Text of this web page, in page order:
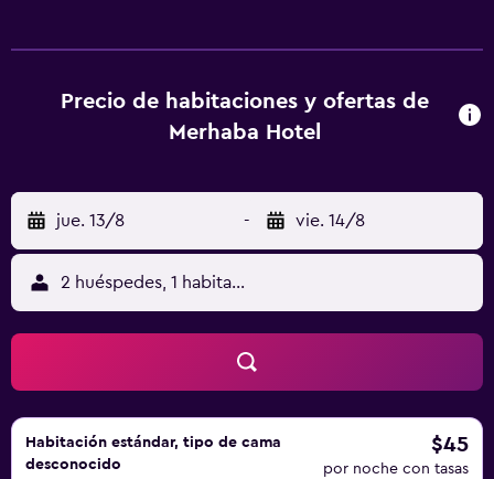
hotel de 3 estrellas, y la zona es ideal para practicar
ciclismo. Cerca del alojamiento hay puntos de interés
Gazipaşa – Alanya) está a 38 km.
Precio de habitaciones y ofertas de
Merhaba Hotel
jue. 13/8 - vie. 14/8
2 huéspedes, 1 habitación
Habitación estándar, tipo de cama
desconocido
$45
por noche con tasas